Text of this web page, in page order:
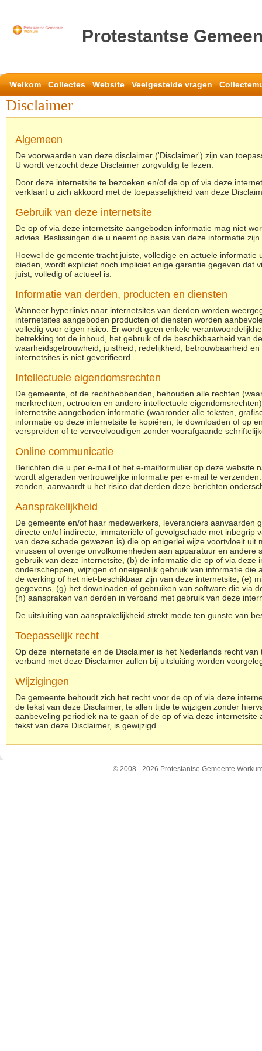
Protestantse
Welkom Collectes Website Veelgestelde vragen
Disclaimer
Algemeen
De voorwaarden van deze disclaimer ('Disclaimer') zijn van
U wordt verzocht deze Disclaimer zorgvuldig te lezen.
Door deze internetsite te bezoeken en/of de op of via deze
verklaart u zich akkoord met de toepasselijkheid van deze
Gebruik van deze internetsite
De op of via deze internetsite aangeboden informatie mag niet
advies. Beslissingen die u neemt op basis van deze informatie
Hoewel de gemeente tracht juiste, volledige en actuele
bieden, wordt expliciet noch impliciet enige garantie gegeven dat
juist, volledig of actueel is.
Informatie van derden, producten en diensten
Wanneer hyperlinks naar internetsites van derden worden
internetsites aangeboden producten of diensten worden
volledig voor eigen risico. Er wordt geen enkele
betrekking tot de inhoud, het gebruik of de beschikbaarheid van
waarheidsgetrouwheid, juistheid, redelijkheid, betrouwbaarheid
internetsites is niet geverifieerd.
Intellectuele eigendomsrechten
De gemeente, of de rechthebbenden, behouden alle rechten
merkrechten, octrooien en andere intellectuele
internetsite aangeboden informatie (waaronder alle teksten,
informatie op deze internetsite te kopiëren, te downloaden of op
verspreiden of te verveelvoudigen zonder voorafgaande
Online communicatie
Berichten die u per e-mail of het e-mailformulier op deze website
wordt afgeraden vertrouwelijke informatie per e-mail te
zenden, aanvaardt u het risico dat derden deze berichten
Aansprakelijkheid
De gemeente en/of haar medewerkers, leveranciers aanvaarden
directe en/of indirecte, immateriële of gevolgschade met inbegrip
van deze schade gewezen is) die op enigerlei wijze voortvloeit
virussen of overige onvolkomenheden aan apparatuur en andere
gebruik van deze internetsite, (b) de informatie die op of via deze
onderscheppen, wijzigen of oneigenlijk gebruik van informatie
de werking of het niet-beschikbaar zijn van deze internetsite, (e)
gegevens, (g) het downloaden of gebruiken van software die via
(h) aanspraken van derden in verband met gebruik van deze
De uitsluiting van aansprakelijkheid strekt mede ten gunste van
Toepasselijk recht
Op deze internetsite en de Disclaimer is het Nederlands recht
verband met deze Disclaimer zullen bij uitsluiting worden
Wijzigingen
De gemeente behoudt zich het recht voor de op of via deze
de tekst van deze Disclaimer, te allen tijde te wijzigen zonder
aanbeveling periodiek na te gaan of de op of via deze
tekst van deze Disclaimer, is gewijzigd.
© 2008 - 2026 Protestantse Gemeente